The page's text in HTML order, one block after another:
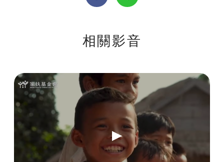
無窮 兒童保護 認養
相關影音